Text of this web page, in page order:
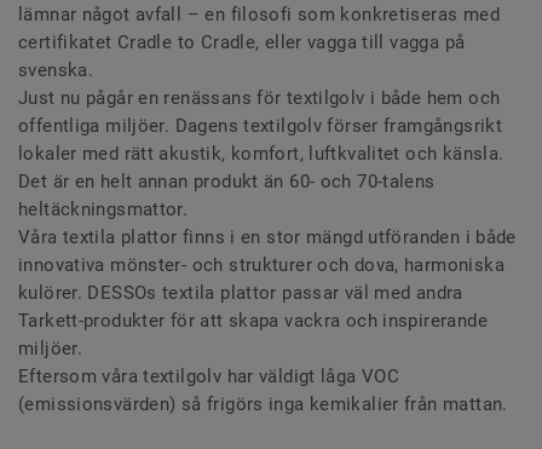
lämnar något avfall – en filosofi som konkretiseras med
certifikatet Cradle to Cradle, eller vagga till vagga på
svenska.
Just nu pågår en renässans för textilgolv i både hem och
offentliga miljöer. Dagens textilgolv förser framgångsrikt
lokaler med rätt akustik, komfort, luftkvalitet och känsla.
Det är en helt annan produkt än 60- och 70-talens
heltäckningsmattor.
Våra textila plattor finns i en stor mängd utföranden i både
innovativa mönster- och strukturer och dova, harmoniska
kulörer. DESSOs textila plattor passar väl med andra
Tarkett-produkter för att skapa vackra och inspirerande
miljöer.
Eftersom våra textilgolv har väldigt låga VOC
(emissionsvärden) så frigörs inga kemikalier från mattan.